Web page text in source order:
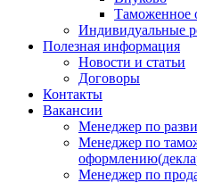
Таможенное
Индивидуальные
Полезная информация
Новости и статьи
Договоры
Контакты
Вакансии
Менеджер по
Менеджер по
Менеджер по